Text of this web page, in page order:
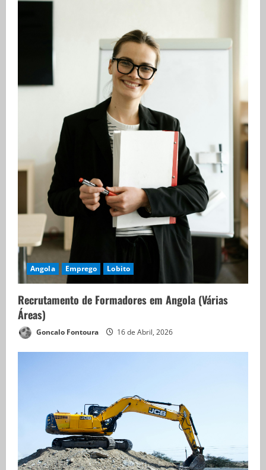
Angola Emprego Lobito
Recrutamento de Formadores em Angola (Várias
Áreas)
Goncalo Fontoura 16 de Abril, 2026